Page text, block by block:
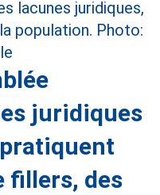
juridiques
fillers, des